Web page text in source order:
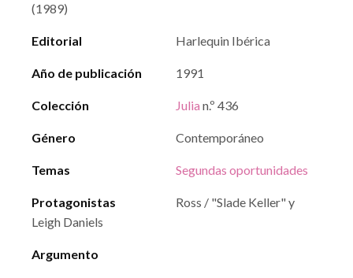
(1989)
Editorial Harlequin Ibérica
Año de publicación 1991
Colección Julia n.º 436
Género Contemporáneo
Temas Segundas oportunidades
Protagonistas
Ross / "Slade Keller" y
Leigh Daniels
Argumento